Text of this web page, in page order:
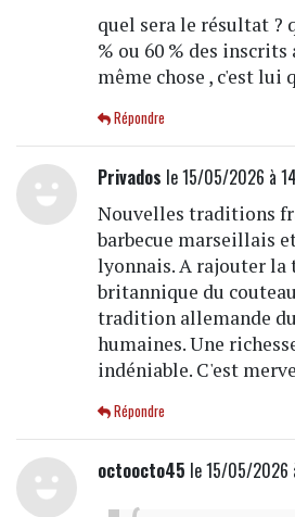
quel sera le résultat ?
% ou 60 % des
même chose , c'est lui
Répondre
Privados le 15/05/2026 à
Nouvelles traditions
barbecue marseillais
lyonnais. A rajouter
britannique du
tradition allemande
humaines. Une
indéniable. C'est
Répondre
octoocto45 le 15/05/2026